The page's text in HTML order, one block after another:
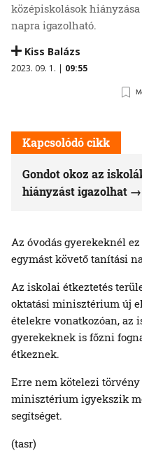
középiskolások
napra igazolható.
Kiss Balázs
2023. 09. 1. | 09:55
Kapcsolódó cikk
Gondot okoz az
hiányzást igazolhat
Az óvodás gyerekeknél ez az időszak mostantól hét
egymást követő tanítási
Az iskolai étkeztetés
oktatási minisztérium új
ételekre vonatkozóan, az
gyerekeknek is főzni
étkeznek.
Erre nem kötelezi
minisztérium igyekszik
segítséget.
(tasr)